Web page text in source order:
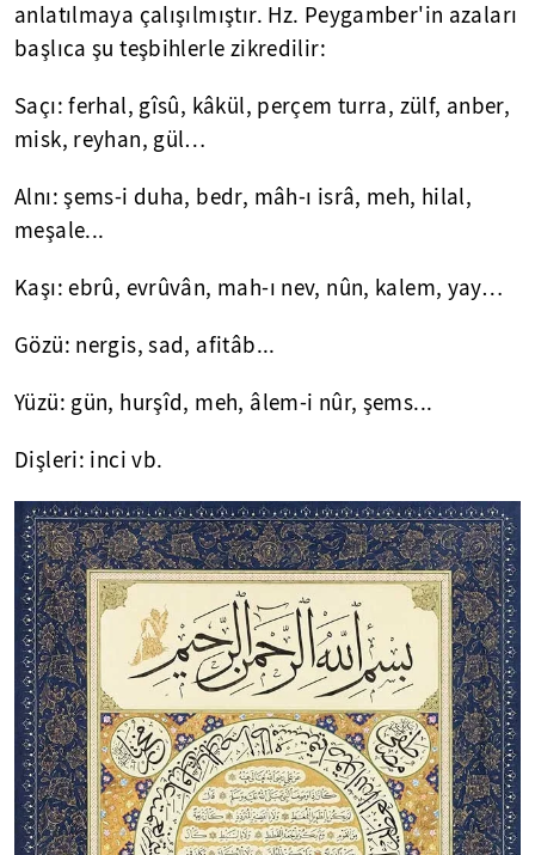
anlatılmaya çalışılmıştır. Hz. Peygamber'in azaları
başlıca şu teşbihlerle zikredilir:
Saçı: ferhal, gîsû, kâkül, perçem turra, zülf, anber,
misk, reyhan, gül…
Alnı: şems-i duha, bedr, mâh-ı isrâ, meh, hilal,
meşale...
Kaşı: ebrû, evrûvân, mah-ı nev, nûn, kalem, yay…
Gözü: nergis, sad, afitâb...
Yüzü: gün, hurşîd, meh, âlem-i nûr, şems...
Dişleri: inci vb.